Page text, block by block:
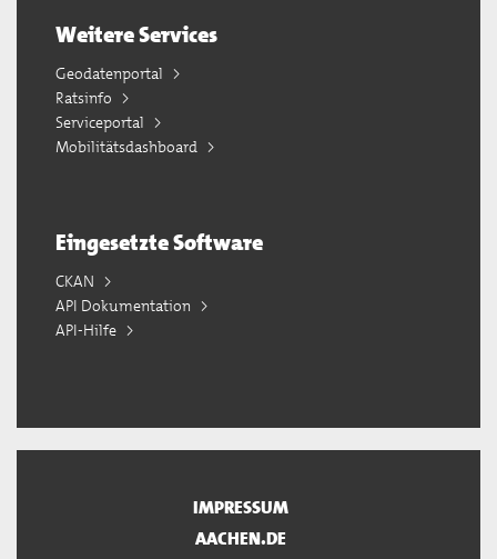
Weitere Services
Geodatenportal
Ratsinfo
Serviceportal
Mobilitätsdashboard
Eingesetzte Software
CKAN
API Dokumentation
API-Hilfe
IMPRESSUM
AACHEN.DE